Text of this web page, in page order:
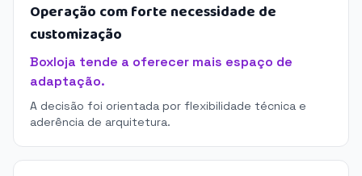
Operação com forte necessidade de
customização
Boxloja tende a oferecer mais espaço de
adaptação.
A decisão foi orientada por flexibilidade técnica e
aderência de arquitetura.